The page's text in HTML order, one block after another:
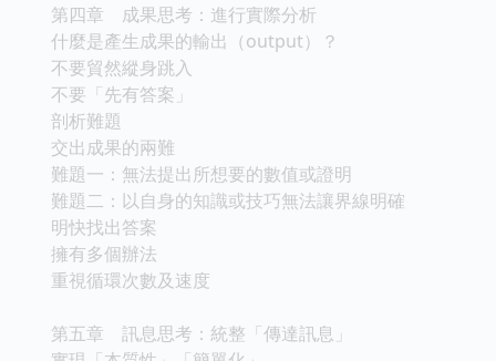
第四章 成果思考：進行實際分析
什麼是產生成果的輸出（output）？
不要貿然縱身跳入
不要「先有答案」
剖析難題
交出成果的兩難
難題一：無法提出所想要的數值或證明
難題二：以自身的知識或技巧無法讓界線明確
明快找出答案
擁有多個辦法
重視循環次數及速度
第五章 訊息思考：統整「傳達訊息」